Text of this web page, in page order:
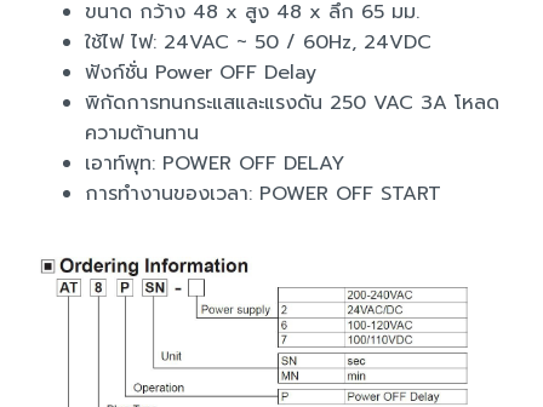
ขนาด กว้าง 48 x สูง 48 x ลึก 65 มม.
ใช้ไฟ ไฟ: 24VAC ~ 50 / 60Hz, 24VDC
ฟังก์ชั่น Power OFF Delay
พิกัดการทนกระแสและแรงดัน 250 VAC 3A โหลด
ความต้านทาน
เอาท์พุท: POWER OFF DELAY
การทำงานของเวลา: POWER OFF START